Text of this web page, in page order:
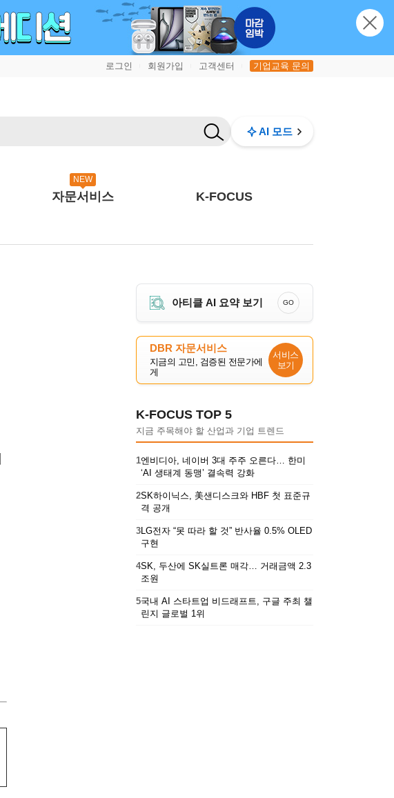
로그인 회원가입 고객센터 기업교육 문의
AI 모드
NEW
자문서비스 K-FOCUS
아티클 AI 요약 보기 GO
DBR 자문서비스
지금의 고민, 검증된 전문가에
게
서비스
보기
K-FOCUS TOP 5
지금 주목해야 할 산업과 기업 트렌드
1엔비디아, 네이버 3대 주주 오른다… 한미
‘AI 생태계 동맹’ 결속력 강화
2SK하이닉스, 美샌디스크와 HBF 첫 표준규
격 공개
3LG전자 “못 따라 할 것” 반사율 0.5% OLED
구현
4SK, 두산에 SK실트론 매각… 거래금액 2.3
조원
5국내 AI 스타트업 비드래프트, 구글 주최 챌
린지 글로벌 1위